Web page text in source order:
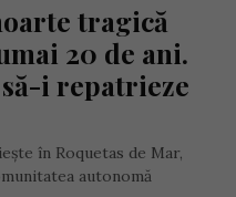
tragică
20 de ani.
i repatrieze
în Roquetas de Mar,
autonomă